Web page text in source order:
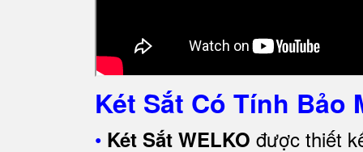
Két Sắt Có Tính Bảo
• Két Sắt WELKO được thiết